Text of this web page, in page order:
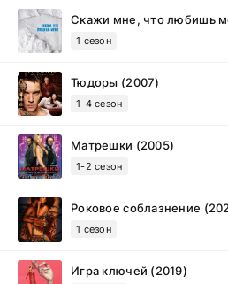
Скажи мне, что любишь
1 сезон
Тюдоры (2007)
1-4 сезон
Матрешки (2005)
1-2 сезон
Роковое соблазнение
1 сезон
Игра ключей (2019)